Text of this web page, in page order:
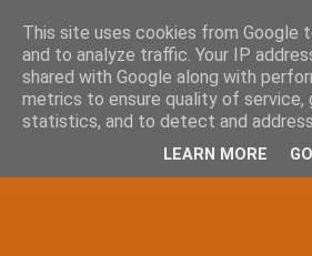
This site uses cookies from Google
and to analyze traffic. Your IP
shared with Google along with
metrics to ensure quality of service,
statistics, and to detect and
LEARN MORE